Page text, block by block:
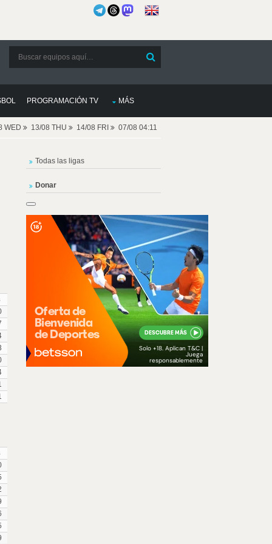
PROGRAMACIÓN TV MÁS
WED 13/08 THU 14/08 FRI 07/08 04:11
Todas las ligas
Donar